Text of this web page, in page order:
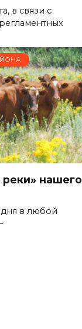
в связи с
нашего
в любой